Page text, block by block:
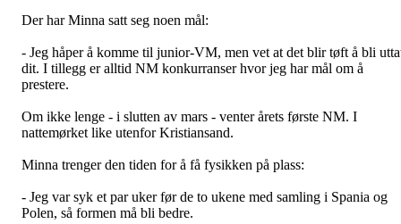
Der har Minna satt seg noen mål:
- Jeg håper å komme til junior-VM, men vet at det blir tøft å bli
dit. I tillegg er alltid NM konkurranser hvor jeg har mål om å
prestere.
Om ikke lenge - i slutten av mars - venter årets første NM. I
nattemørket like utenfor Kristiansand.
Minna trenger den tiden for å få fysikken på plass:
- Jeg var syk et par uker før de to ukene med samling i Spania og
Polen, så formen må bli bedre.